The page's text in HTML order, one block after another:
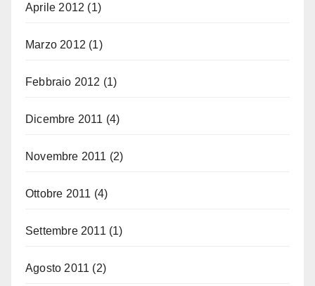
Aprile 2012 (1)
Marzo 2012 (1)
Febbraio 2012 (1)
Dicembre 2011 (4)
Novembre 2011 (2)
Ottobre 2011 (4)
Settembre 2011 (1)
Agosto 2011 (2)